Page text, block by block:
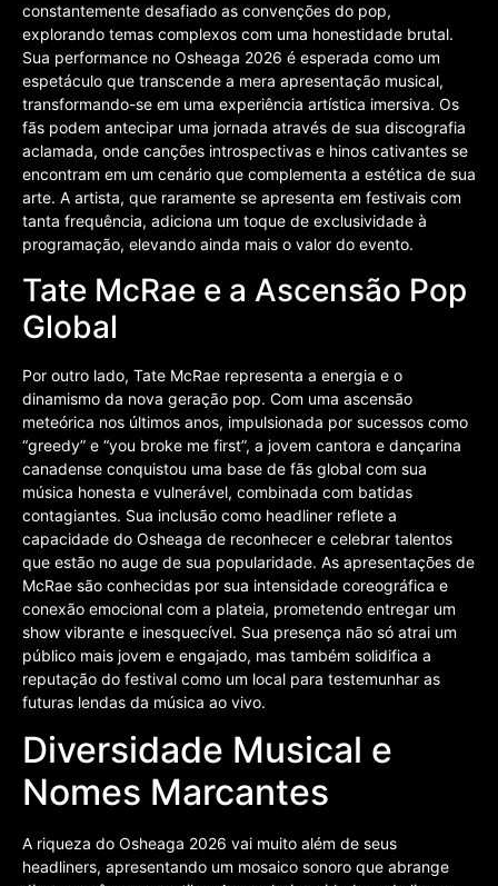
constantemente desafiado as convenções do pop,
explorando temas complexos com uma honestidade brutal.
Sua performance no Osheaga 2026 é esperada como um
espetáculo que transcende a mera apresentação musical,
transformando-se em uma experiência artística imersiva. Os
fãs podem antecipar uma jornada através de sua discografia
aclamada, onde canções introspectivas e hinos cativantes se
encontram em um cenário que complementa a estética de sua
arte. A artista, que raramente se apresenta em festivais com
tanta frequência, adiciona um toque de exclusividade à
programação, elevando ainda mais o valor do evento.
Tate McRae e a Ascensão Pop
Global
Por outro lado, Tate McRae representa a energia e o
dinamismo da nova geração pop. Com uma ascensão
meteórica nos últimos anos, impulsionada por sucessos como
“greedy” e “you broke me first”, a jovem cantora e dançarina
canadense conquistou uma base de fãs global com sua
música honesta e vulnerável, combinada com batidas
contagiantes. Sua inclusão como headliner reflete a
capacidade do Osheaga de reconhecer e celebrar talentos
que estão no auge de sua popularidade. As apresentações de
McRae são conhecidas por sua intensidade coreográfica e
conexão emocional com a plateia, prometendo entregar um
show vibrante e inesquecível. Sua presença não só atrai um
público mais jovem e engajado, mas também solidifica a
reputação do festival como um local para testemunhar as
futuras lendas da música ao vivo.
Diversidade Musical e
Nomes Marcantes
A riqueza do Osheaga 2026 vai muito além de seus
headliners, apresentando um mosaico sonoro que abrange